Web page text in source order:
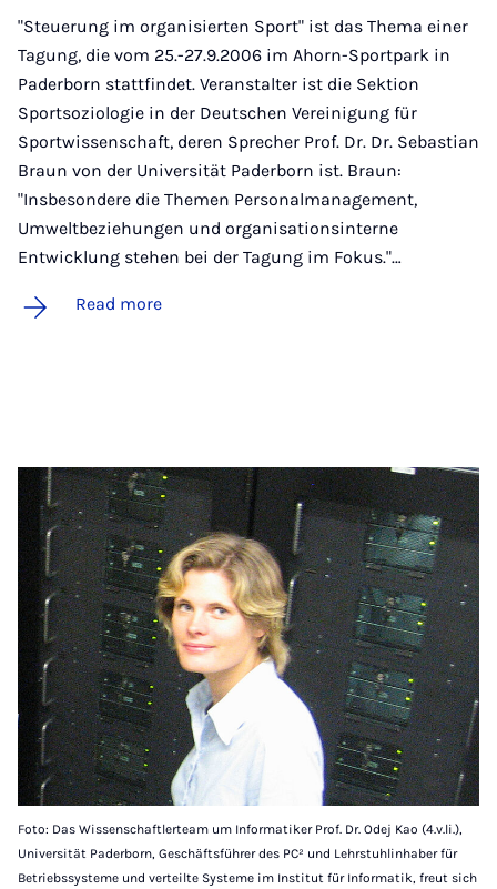
"Steuerung im organisierten Sport" ist das Thema einer
Tagung, die vom 25.-27.9.2006 im Ahorn-Sportpark in
Paderborn stattfindet. Veranstalter ist die Sektion
Sportsoziologie in der Deutschen Vereinigung für
Sportwissenschaft, deren Sprecher Prof. Dr. Dr. Sebastian
Braun von der Universität Paderborn ist. Braun:
"Insbesondere die Themen Personalmanagement,
Umweltbeziehungen und organisationsinterne
Entwicklung stehen bei der Tagung im Fokus."…
Read more
Foto: Das Wissenschaftlerteam um Informatiker Prof. Dr. Odej Kao (4.v.li.),
Universität Paderborn, Geschäftsführer des PC² und Lehrstuhlinhaber für
Betriebssysteme und verteilte Systeme im Institut für Informatik, freut sich